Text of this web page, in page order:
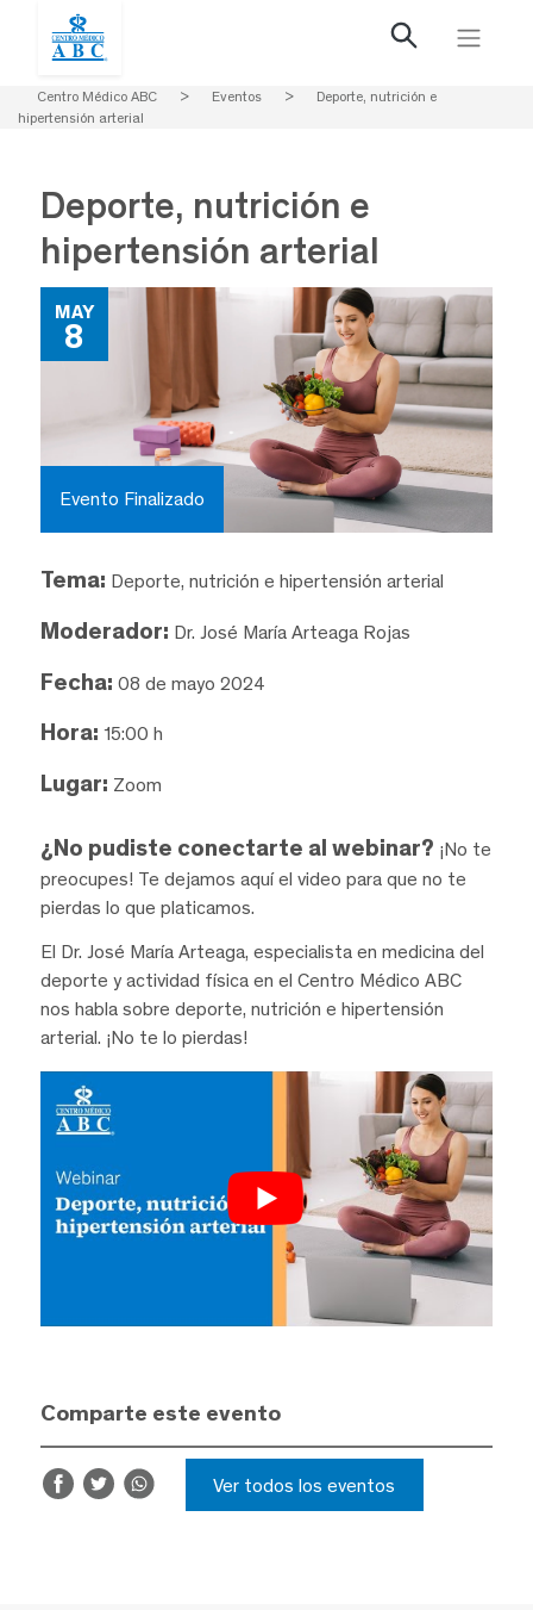
Centro Médico ABC > Eventos >
Deporte, nutrición e
hipertensión arterial
Deporte, nutrición e
hipertensión arterial
MAY
8
Evento Finalizado
Tema: Deporte, nutrición e hipertensión arterial
Moderador: Dr. José María Arteaga Rojas
Fecha: 08 de mayo 2024
Hora: 15:00 h
Lugar: Zoom
¿No pudiste conectarte al webinar? ¡No te
preocupes! Te dejamos aquí el video para que no te
pierdas lo que platicamos.
El Dr. José María Arteaga, especialista en medicina del
deporte y actividad física en el Centro Médico ABC
nos habla sobre deporte, nutrición e hipertensión
arterial. ¡No te lo pierdas!
Comparte este evento
Ver todos los eventos